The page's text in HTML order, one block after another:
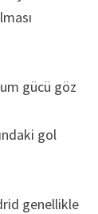
gücü göz
gol
genellikle